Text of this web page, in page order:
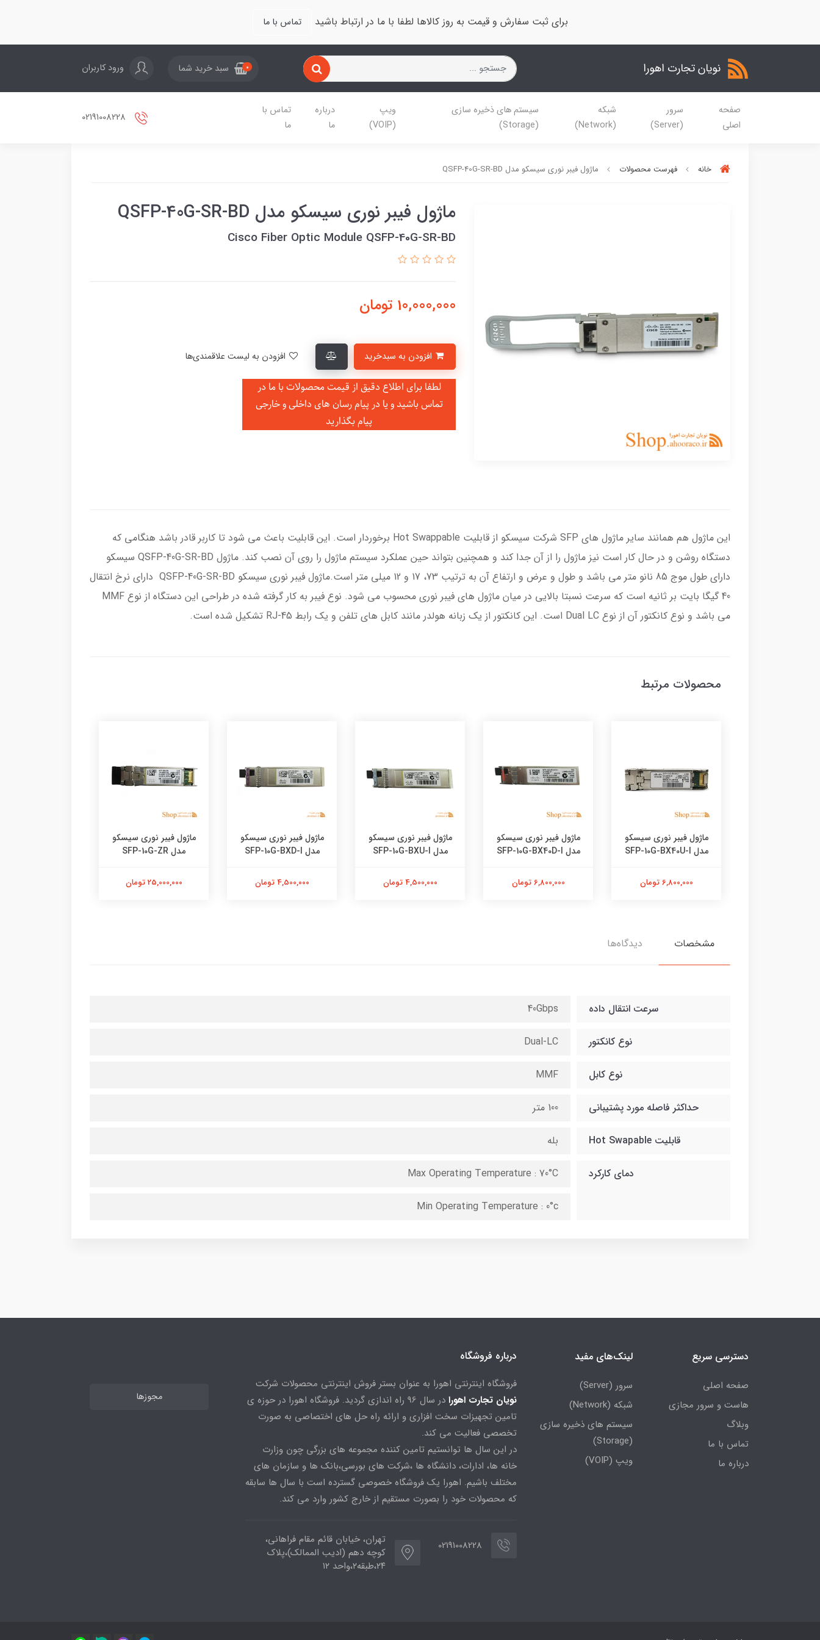
برای ثبت سفارش و قیمت به روز کالاها لطفا با ما در ارتباط باشید تماس با ما
نویان تجارت اهورا 0 سبد خرید شما ورود کاربران
صفحه
اصلی
سرور
(Server)
شبکه
(Network)
سیستم های ذخیره سازی
(Storage)
ویپ
(VOIP)
درباره
ما
تماس با
ما
خانه فهرست محصولات ماژول فیبر نوری سیسکو مدل QSFP-40G-SR-BD
ماژول فیبر نوری سیسکو مدل QSFP-40G-SR-BD
Cisco Fiber Optic Module QSFP-40G-SR-BD
10,000,000 تومان
لطفا برای اطلاع دقیق از قیمت محصولات با ما در
تماس باشید و یا در پیام رسان های داخلی و خارجی
پیام بگذارید
این ماژول هم همانند سایر ماژول های SFP شرکت سیسکو از قابلیت Hot Swappable برخوردار است. این قابلیت باعث می شود تا کاربر قادر باشد هنگامی که
دستگاه روشن و در حال کار است نیز ماژول را از آن جدا کند و همچنین بتواند حین عملکرد سیستم ماژول را روی آن نصب کند. ماژول QSFP-40G-SR-BD سیسکو
دارای طول موج 85 نانو متر می باشد و طول و عرض و ارتفاع آن به ترتیب 73، 17 و 12 میلی متر است.ماژول فیبر نوری سیسکو QSFP-40G-SR-BD دارای نرخ انتقال
40 گیگا بایت بر ثانیه است که سرعت نسبتا بالایی در میان ماژول های فیبر نوری محسوب می شود. نوع فیبر به کار گرفته شده در طراحی این دستگاه از نوع MMF
می باشد و نوع کانکتور آن از نوع Dual LC است. این کانکتور از یک زبانه هولدر مانند کابل های تلفن و یک رابط RJ-45 تشکیل شده است.
محصولات مرتبط
ماژول فیبر نوری سیسکو
مدل SFP-10G-BX40U-I
6,800,000 تومان
ماژول فیبر نوری سیسکو
مدل SFP-10G-BX40D-I
6,800,000 تومان
ماژول فیبر نوری سیسکو
مدل SFP-10G-BXU-I
4,500,000 تومان
ماژول فیبر نوری سیسکو
مدل SFP-10G-BXD-I
4,500,000 تومان
ماژول فیبر نوری سیسکو
مدل SFP-10G-ZR
25,000,000 تومان
مشخصات دیدگاه‌ها
سرعت انتقال داده 40Gbps
نوع کانکتور Dual-LC
نوع کابل MMF
حداکثر فاصله مورد پشتیبانی 100 متر
قابلیت Hot Swapable بله
دمای کارکرد Max Operating Temperature : 70°C
Min Operating Temperature : 0°c
دسترسی سریع
صفحه اصلی
هاست و سرور مجازی
وبلاگ
تماس با ما
درباره ما
لینک‌های مفید
سرور (Server)
شبکه (Network)
سیستم های ذخیره سازی
(Storage)
ویپ (VOIP)
درباره فروشگاه
فروشگاه اینترنتی اهورا به عنوان بستر فروش اینترنتی محصولات شرکت
نویان تجارت اهورا
در سال 96 راه اندازی گردید. فروشگاه اهورا در حوزه ی
تامین تجهیزات سخت افزاری و ارائه راه حل های اختصاصی به صورت
تخصصی فعالیت می کند.
در این سال ها توانستیم تامین کننده مجموعه های بزرگی چون وزارت
خانه ها، ادارات، دانشگاه ها ،شرکت های بورسی،بانک ها و سازمان های
مختلف باشیم. اهورا یک فروشگاه خصوصی گسترده است با سال ها سابقه
که محصولات خود را بصورت مستقیم از خارج کشور وارد می کند.
02191008228
تهران، خیابان قائم مقام فراهانی،
کوچه دهم (ادیب الممالک)،پلاک
۲۴،طبقه۲،واحد ۱۲
مجوزها